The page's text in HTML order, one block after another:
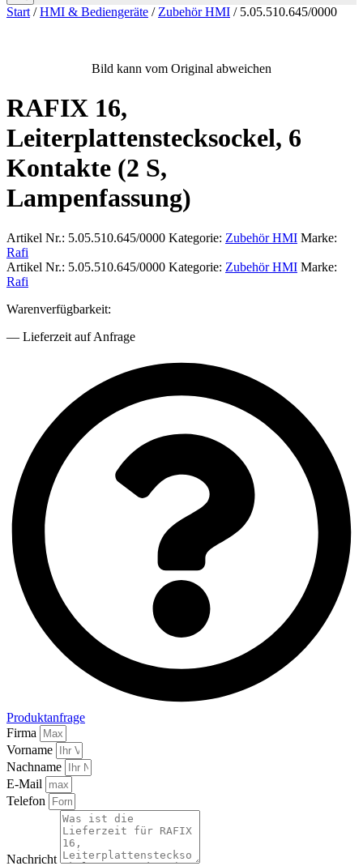
Start /HMI & Bediengeräte / Zubehör HMI / 5.05.510.645/0000
Bild kann vom Original abweichen
RAFIX 16,
Leiterplattenstecksockel, 6
Kontakte (2 S,
Lampenfassung)
Artikel Nr.: 5.05.510.645/0000 Kategorie: Zubehör HMI Marke:
Rafi
Artikel Nr.: 5.05.510.645/0000 Kategorie: Zubehör HMI Marke:
Rafi
Warenverfügbarkeit:
— Lieferzeit auf Anfrage
Produktanfrage
Firma
Vorname
Nachname
E-Mail
Telefon
Nachricht